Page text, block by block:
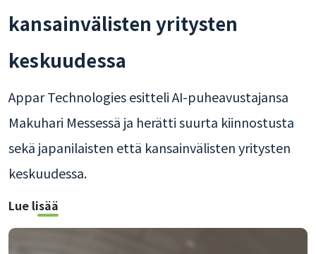
kansainvälisten yritysten
keskuudessa
Appar Technologies esitteli AI-puheavustajansa
Makuhari Messessä ja herätti suurta kiinnostusta
sekä japanilaisten että kansainvälisten yritysten
keskuudessa.
Lue lisää